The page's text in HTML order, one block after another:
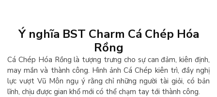
Ý nghĩa BST Charm Cá Chép Hóa
Rồng
Cá Chép Hóa Rồng là tượng trưng cho sự can đảm, kiên định,
may mắn và thành công. Hình ảnh Cá Chép kiên trì, đầy nghị
lực vượt Vũ Môn ngụ ý rằng chỉ những người tài giỏi, có bản
lĩnh, chịu được gian khổ mới có thể chạm tay tới thành công.